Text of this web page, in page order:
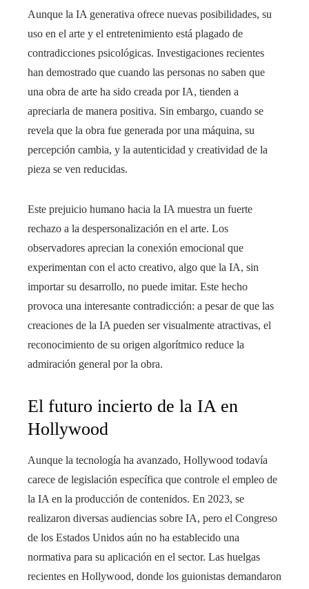
Aunque la IA generativa ofrece nuevas posibilidades, su
uso en el arte y el entretenimiento está plagado de
contradicciones psicológicas. Investigaciones recientes
han demostrado que cuando las personas no saben que
una obra de arte ha sido creada por IA, tienden a
apreciarla de manera positiva. Sin embargo, cuando se
revela que la obra fue generada por una máquina, su
percepción cambia, y la autenticidad y creatividad de la
pieza se ven reducidas.
Este prejuicio humano hacia la IA muestra un fuerte
rechazo a la despersonalización en el arte. Los
observadores aprecian la conexión emocional que
experimentan con el acto creativo, algo que la IA, sin
importar su desarrollo, no puede imitar. Este hecho
provoca una interesante contradicción: a pesar de que las
creaciones de la IA pueden ser visualmente atractivas, el
reconocimiento de su origen algorítmico reduce la
admiración general por la obra.
El futuro incierto de la IA en
Hollywood
Aunque la tecnología ha avanzado, Hollywood todavía
carece de legislación específica que controle el empleo de
la IA en la producción de contenidos. En 2023, se
realizaron diversas audiencias sobre IA, pero el Congreso
de los Estados Unidos aún no ha establecido una
normativa para su aplicación en el sector. Las huelgas
recientes en Hollywood, donde los guionistas demandaron